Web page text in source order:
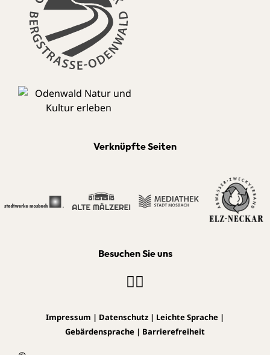
Verknüpfte Seiten
Besuchen Sie uns
Impressum | Datenschutz | Leichte Sprache |
Gebärdensprache | Barrierefreiheit